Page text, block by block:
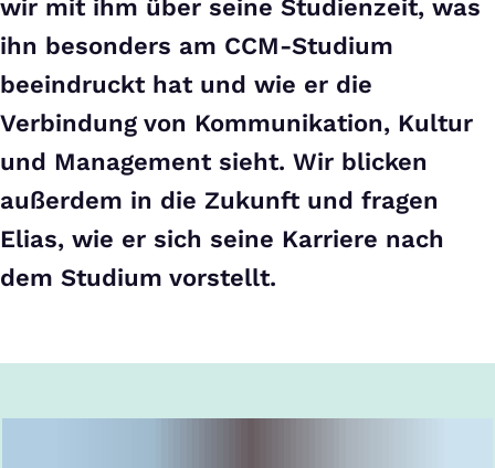
wir mit ihm über seine Studienzeit, was
ihn besonders am CCM-Studium
beeindruckt hat und wie er die
Verbindung von Kommunikation, Kultur
und Management sieht. Wir blicken
außerdem in die Zukunft und fragen
Elias, wie er sich seine Karriere nach
dem Studium vorstellt.